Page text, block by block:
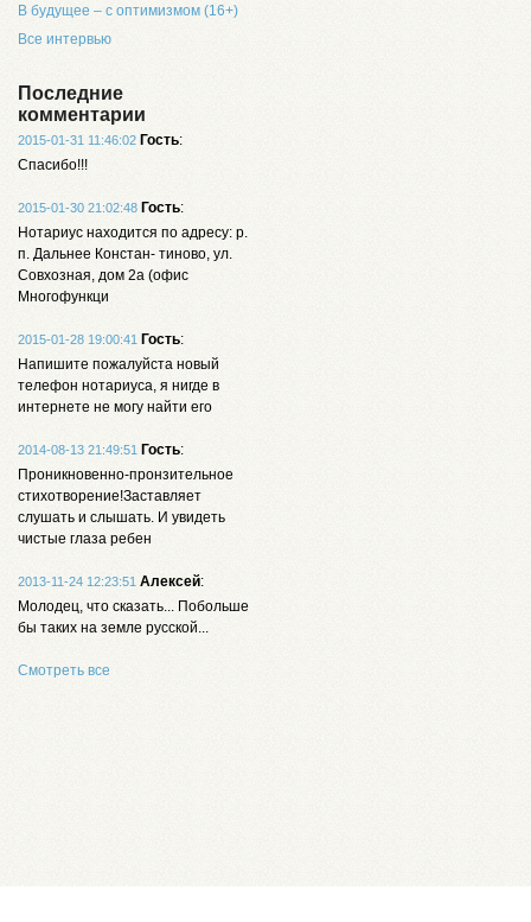
В будущее – с оптимизмом (16+)
Все интервью
Последние
комментарии
2015-01-31 11:46:02 Гость:
Спасибо!!!
2015-01-30 21:02:48 Гость:
Нотариус находится по адресу: р.
п. Дальнее Констан- тиново, ул.
Совхозная, дом 2а (офис
Многофункци
2015-01-28 19:00:41 Гость:
Напишите пожалуйста новый
телефон нотариуса, я нигде в
интернете не могу найти его
2014-08-13 21:49:51 Гость:
Проникновенно-пронзительное
стихотворение!Заставляет
слушать и слышать. И увидеть
чистые глаза ребен
2013-11-24 12:23:51 Алексей:
Молодец, что сказать... Побольше
бы таких на земле русской...
Смотреть все